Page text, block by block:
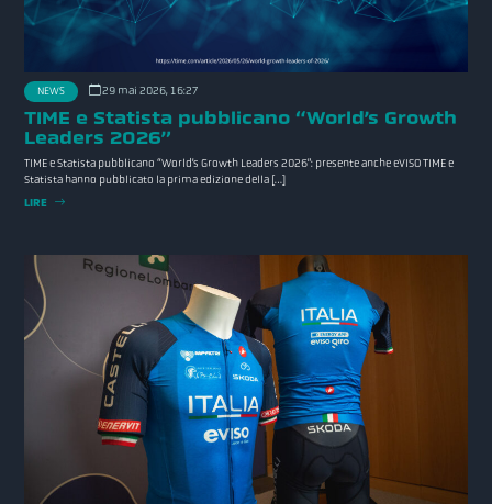
NEWS 29 mai 2026, 16:27
TIME e Statista pubblicano “World’s Growth
Leaders 2026”
TIME e Statista pubblicano “World’s Growth Leaders 2026”: presente anche eVISO TIME e
Statista hanno pubblicato la prima edizione della […]
LIRE